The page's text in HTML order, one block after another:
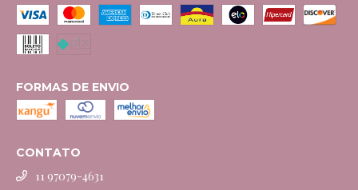
FORMAS DE ENVIO
CONTATO
11 97079-4631